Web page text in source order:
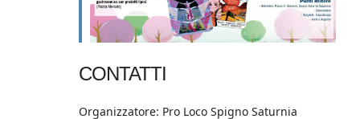
CONTATTI
Organizzatore: Pro Loco Spigno Saturnia